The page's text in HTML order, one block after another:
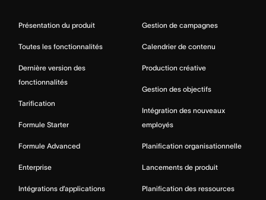
Présentation du produit
Toutes les fonctionnalités
Dernière version des
fonctionnalités
Tarification
Formule Starter
Formule Advanced
Enterprise
Intégrations d’applications
Gestion de campagnes
Calendrier de contenu
Production créative
Gestion des objectifs
Intégration des nouveaux
employés
Planification organisationnelle
Lancements de produit
Planification des ressources